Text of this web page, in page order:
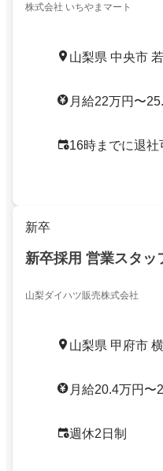
株式会社 いちやまマート
山梨県 中央市
月給22万円〜
16時までに退社
新卒
新卒採用 営業スタッ
山梨ダイハツ販売株式会社
山梨県 甲府市
月給20.4万円〜
週休2日制